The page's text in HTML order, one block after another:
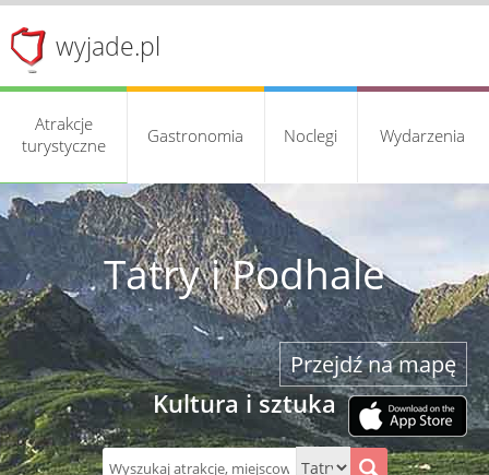
wyjade.pl
Atrakcje
turystyczne
Gastronomia Noclegi Wydarzenia
Tatry i Podhale
Kultura i sztuka
Przejdź na mapę